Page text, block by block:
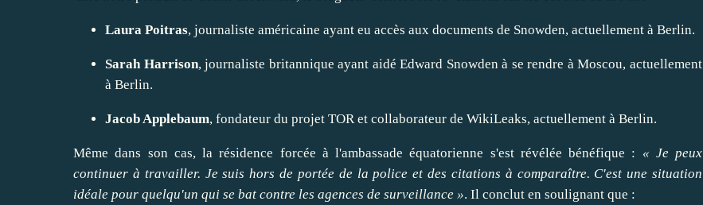
Laura Poitras, journaliste américaine ayant eu accès aux documents de Snowden, actuellement à Berlin.
Sarah Harrison, journaliste britannique ayant aidé Edward Snowden à serendre à Moscou, actuellement
à Berlin.
Jacob Applebaum, fondateur du projet TOR et collaborateur de WikiLeaks, actuellement à Berlin.
Même dans son cas, la résidence forcée à l'ambassade équatorienne s'est révélée bénéfique : « Je peux
continuer à travailler. Je suis hors de portée de la police et des citations à comparaître. C'est une situation
idéale pour quelqu'un qui se bat contre les agences de surveillance ». Il conclut en soulignant que :